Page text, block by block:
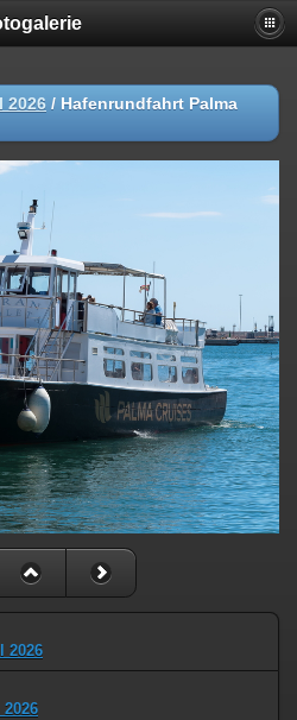
2026 / Hafenrundfahrt Palma
2026